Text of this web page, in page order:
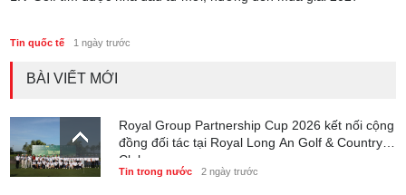
Tin quốc tế 1 ngày trước
BÀI VIẾT MỚI
Royal Group Partnership Cup 2026 kết nối cộng
đồng đối tác tại Royal Long An Golf & Country
Club
Tin trong nước 2 ngày trước